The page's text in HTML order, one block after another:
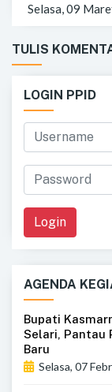
Selasa, 09
TULIS
LOGIN PPID
Login
AGENDA
Bupati
Selari, Pantau
Baru
Selasa, 07